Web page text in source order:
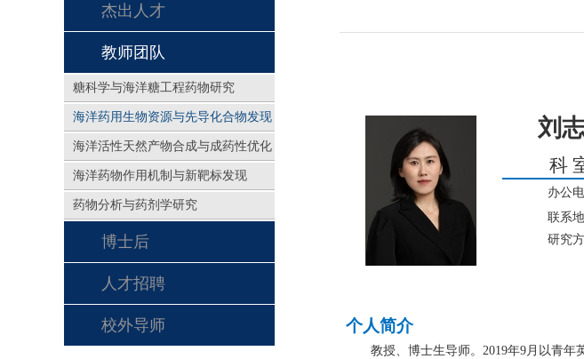
杰出人才
教师团队
糖科学与海洋糖工程药物研究
海洋药用生物资源与先导化合物发现
海洋活性天然产物合成与成药性优化
海洋药物作用机制与新靶标发现
药物分析与药剂学研究
博士后
人才招聘
校外导师
刘
科
办公
联系
研究
个人简介
教授、博士生导师。2019年9月以青年